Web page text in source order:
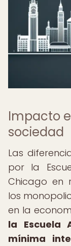
Impacto
sociedad
Las
por la
Chicago en
los
en la
la Escuela
mínima